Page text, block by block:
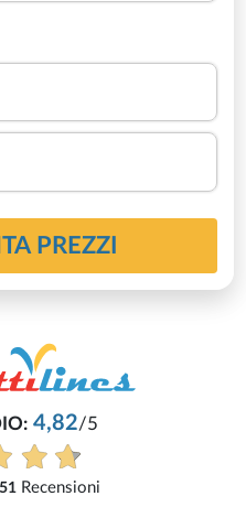
PREZZI
4,82/5
Recensioni